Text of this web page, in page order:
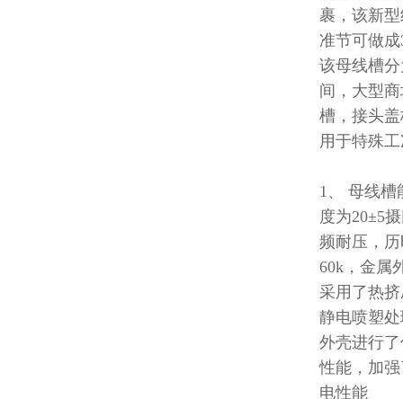
裹，该新
准节可做成
该母线槽
间，大型
槽，接头
用于特殊
1、 母线槽
度为20±5
频耐压，
60k，金属
采用了热
静电喷塑
外壳进行
性能，加
电性能